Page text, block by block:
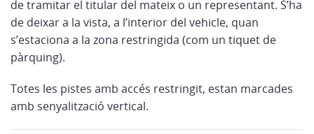
de tramitar el titular del mateix o un representant. S’ha
de deixar a la vista, a l’interior del vehicle, quan
s’estaciona a la zona restringida (com un tiquet de
pàrquing).
Totes les pistes amb accés restringit, estan marcades
amb senyalització vertical.